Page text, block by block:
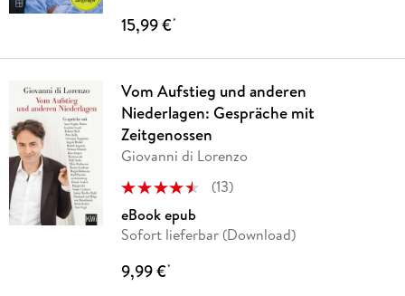
15,99 €*
Vom Aufstieg und anderen
Niederlagen: Gespräche mit
Zeitgenossen
Giovanni di Lorenzo
(13)
eBook epub
Sofort lieferbar (Download)
9,99 €*